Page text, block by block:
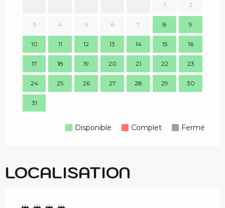
1 2
3 4 5 6 7 8 9
10 11 12 13 14 15 16
17 18 19 20 21 22 23
24 25 26 27 28 29 30
31
Disponible Complet Fermé
LOCALISATION